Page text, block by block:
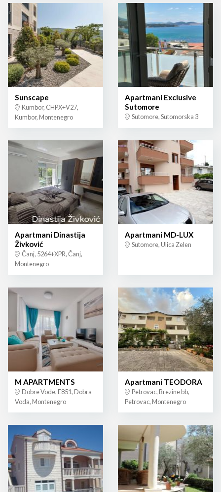
Sunscape
Kumbor, CHPX+V27,
Kumbor, Montenegro
Apartmani Exclusive
Sutomore
Sutomore, Sutomorska 3
Apartmani Dinastija
Živković
Čanj, 5264+XPR, Čanj,
Montenegro
Apartmani MD-LUX
Sutomore, Ulica Zelen
M APARTMENTS
Dobre Vode, E851, Dobra
Voda, Montenegro
Apartmani TEODORA
Petrovac, Brezine bb,
Petrovac, Montenegro